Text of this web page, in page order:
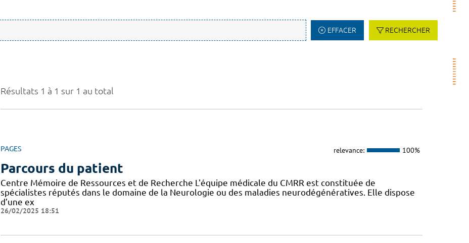
EFFACER RECHERCHER
Résultats 1 à 1 sur 1 au total
PAGES relevance: 100%
Parcours du patient
Centre Mémoire de Ressources et de Recherche L'équipe médicale du CMRR est constituée de
spécialistes réputés dans le domaine de la Neurologie ou des maladies neurodégénératives. Elle dispose
d’une ex
26/02/2025 18:51